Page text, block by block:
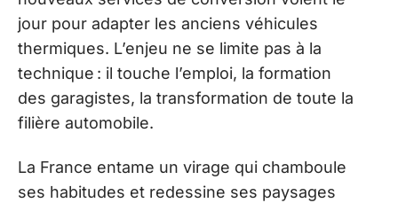
jour pour adapter les anciens véhicules
thermiques. L’enjeu ne se limite pas à la
technique : il touche l’emploi, la formation
des garagistes, la transformation de toute la
filière automobile.
La France entame un virage qui chamboule
ses habitudes et redessine ses paysages